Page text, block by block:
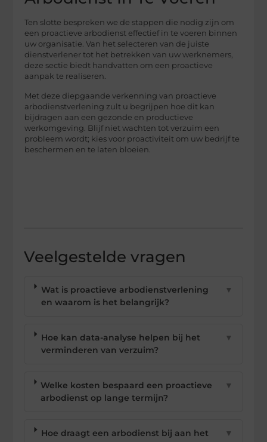
Ten slotte bespreken we de stappen die nodig zijn om
een proactieve arbodienst effectief in te voeren binnen
uw organisatie. Van het selecteren van de juiste
dienstverlener tot het betrekken van uw werknemers,
deze sectie biedt handvatten om een proactieve
aanpak te realiseren.
Met deze diepgaande verkenning van proactieve
arbodienstverlening zult u begrijpen hoe dit kan
bijdragen aan een gezonde en productieve
werkomgeving. Blijf niet wachten tot verzuim een
probleem wordt; kies voor proactiviteit om uw bedrijf te
beschermen en te laten bloeien.
Veelgestelde vragen
Wat is proactieve arbodienstverlening
en waarom is het belangrijk?
▼
Hoe kan data-analyse helpen bij het
verminderen van verzuim?
▼
Welke kosten bespaard een proactieve
arbodienst op lange termijn?
▼
Hoe draagt een arbodienst bij aan het
▼